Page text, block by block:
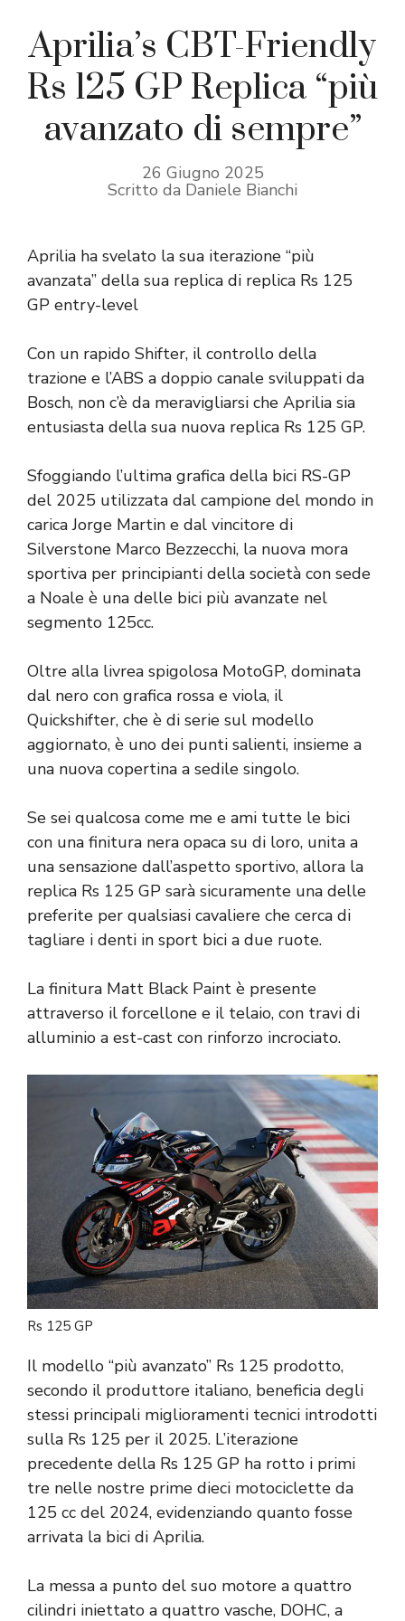
Aprilia’s CBT-Friendly
Rs 125 GP Replica “più
avanzato di sempre”
26 Giugno 2025
Scritto da Daniele Bianchi
Aprilia ha svelato la sua iterazione “più
avanzata” della sua replica di replica Rs 125
GP entry-level
Con un rapido Shifter, il controllo della
trazione e l’ABS a doppio canale sviluppati da
Bosch, non c’è da meravigliarsi che Aprilia sia
entusiasta della sua nuova replica Rs 125 GP.
Sfoggiando l’ultima grafica della bici RS-GP
del 2025 utilizzata dal campione del mondo in
carica Jorge Martin e dal vincitore di
Silverstone Marco Bezzecchi, la nuova mora
sportiva per principianti della società con sede
a Noale è una delle bici più avanzate nel
segmento 125cc.
Oltre alla livrea spigolosa MotoGP, dominata
dal nero con grafica rossa e viola, il
Quickshifter, che è di serie sul modello
aggiornato, è uno dei punti salienti, insieme a
una nuova copertina a sedile singolo.
Se sei qualcosa come me e ami tutte le bici
con una finitura nera opaca su di loro, unita a
una sensazione dall’aspetto sportivo, allora la
replica Rs 125 GP sarà sicuramente una delle
preferite per qualsiasi cavaliere che cerca di
tagliare i denti in sport bici a due ruote.
La finitura Matt Black Paint è presente
attraverso il forcellone e il telaio, con travi di
alluminio a est-cast con rinforzo incrociato.
Rs 125 GP
Il modello “più avanzato” Rs 125 prodotto,
secondo il produttore italiano, beneficia degli
stessi principali miglioramenti tecnici introdotti
sulla Rs 125 per il 2025. L’iterazione
precedente della Rs 125 GP ha rotto i primi
tre nelle nostre prime dieci motociclette da
125 cc del 2024, evidenziando quanto fosse
arrivata la bici di Aprilia.
La messa a punto del suo motore a quattro
cilindri iniettato a quattro vasche, DOHC, a